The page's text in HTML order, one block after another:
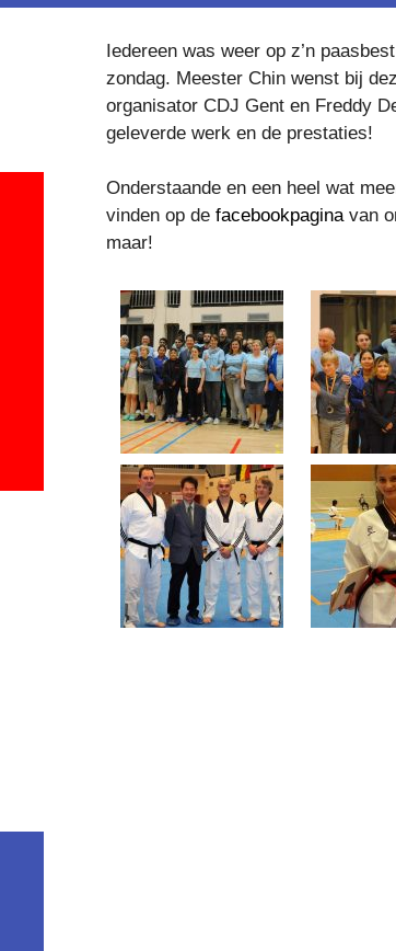
Iedereen was weer op z’n
zondag. Meester Chin wenst bij
organisator CDJ Gent en Freddy
geleverde werk en de prestaties!
Onderstaande en een heel wat
vinden op de facebookpaginavan
maar!